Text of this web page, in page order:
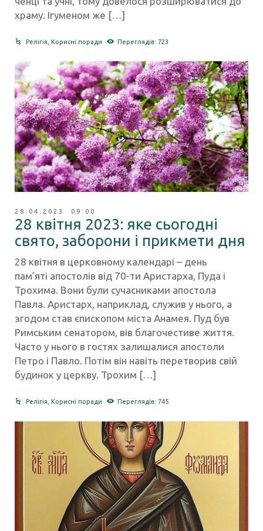
храму. Ігуменом же […]
Релігія ,Корисні поради Переглядів: 723
28.04.2023 09:00
28 квітня 2023: яке сьогодні
свято, заборони і прикмети дня
28 квітня в церковному календарі – день
пам’яті апостолів від 70-ти Аристарха, Пуда і
Трохима. Вони були сучасниками апостола
Павла. Аристарх, наприклад, служив у нього, а
згодом став єпископом міста Анамея. Пуд був
Римським сенатором, вів благочестиве життя.
Часто у нього в гостях залишалися апостоли
Петро і Павло. Потім він навіть перетворив свій
будинок у церкву. Трохим […]
Релігія ,Корисні поради Переглядів: 745